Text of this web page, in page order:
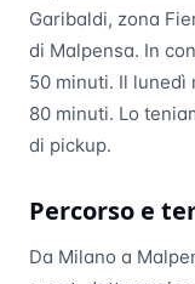
Garibaldi, zona
di Malpensa. In
50 minuti. Il lunedì
80 minuti. Lo
di pickup.
Percorso e
Da Milano a